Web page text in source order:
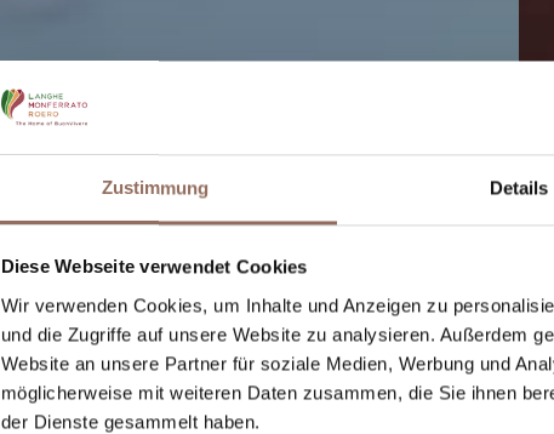
Zustimmung Details
Diese Webseite verwendet Cookies
Wir verwenden Cookies, um Inhalte und Anzeigen zu
und die Zugriffe auf unsere Website zu analysieren. Außerdem
Website an unsere Partner für soziale Medien, Werbung und
möglicherweise mit weiteren Daten zusammen, die Sie ihnen
der Dienste gesammelt haben.
Willkommen im